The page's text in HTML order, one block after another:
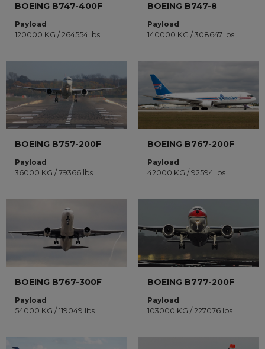
BOEING B747-400F
Payload
120000 KG / 264554 lbs
BOEING B747-8
Payload
140000 KG / 308647 lbs
BOEING B757-200F
Payload
36000 KG / 79366 lbs
BOEING B767-200F
Payload
42000 KG / 92594 lbs
BOEING B767-300F
Payload
54000 KG / 119049 lbs
BOEING B777-200F
Payload
103000 KG / 227076 lbs